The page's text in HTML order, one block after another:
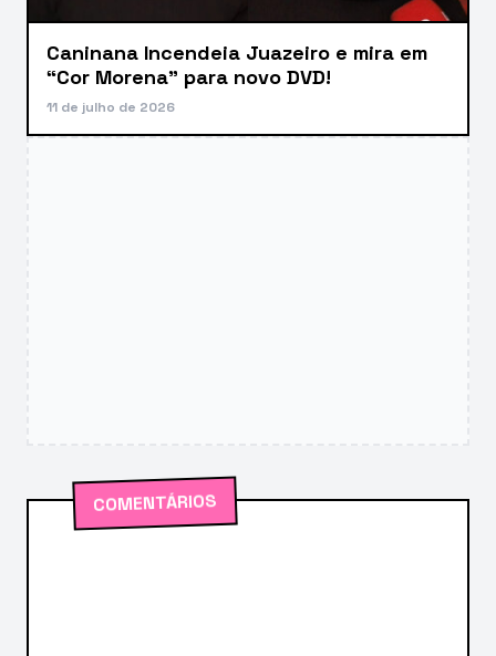
Caninana Incendeia Juazeiro e mira em
“Cor Morena” para novo DVD!
11 de julho de 2026
COMENTÁRIOS